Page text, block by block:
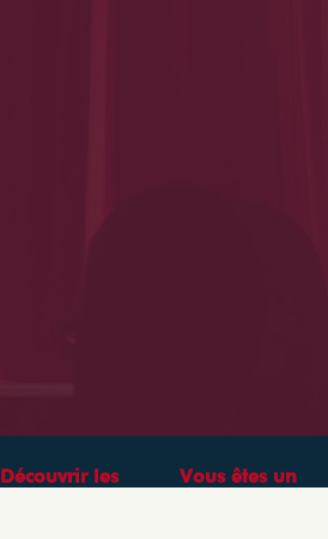
Découvrir les
Vous êtes un